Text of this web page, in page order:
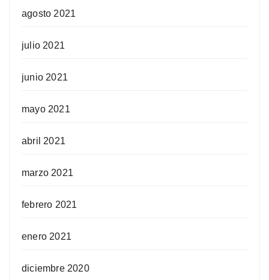
agosto 2021
julio 2021
junio 2021
mayo 2021
abril 2021
marzo 2021
febrero 2021
enero 2021
diciembre 2020